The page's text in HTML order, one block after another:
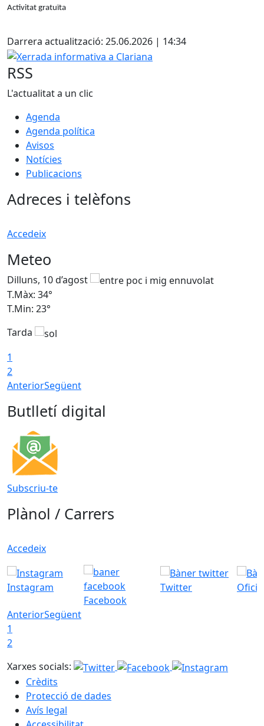
Activitat gratuïta
Darrera actualització: 25.06.2026 | 14:34
Xerrada informativa a Clariana
RSS
L'actualitat a un clic
Agenda
Agenda política
Avisos
Notícies
Publicacions
Adreces i telèfons
Accedeix
Meteo
Dilluns, 10 d’agost
T.Màx: 34°
T.Min: 23°
Tarda
1
2
AnteriorSegüent
Butlletí digital
Subscriu-te
Plànol / Carrers
Accedeix
Instagram
Facebook
Twitter
AnteriorSegüent
1
2
Xarxes socials:
Crèdits
Protecció de dades
Avís legal